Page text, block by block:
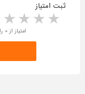
ثبت امتیاز
3 stars 2 stars 1 star امتیاز از ۰ رای